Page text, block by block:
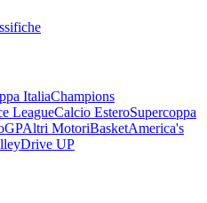
ItaliaChampions
LeagueCalcio EsteroSupercoppa
Altri MotoriBasketAmerica's
Drive UP